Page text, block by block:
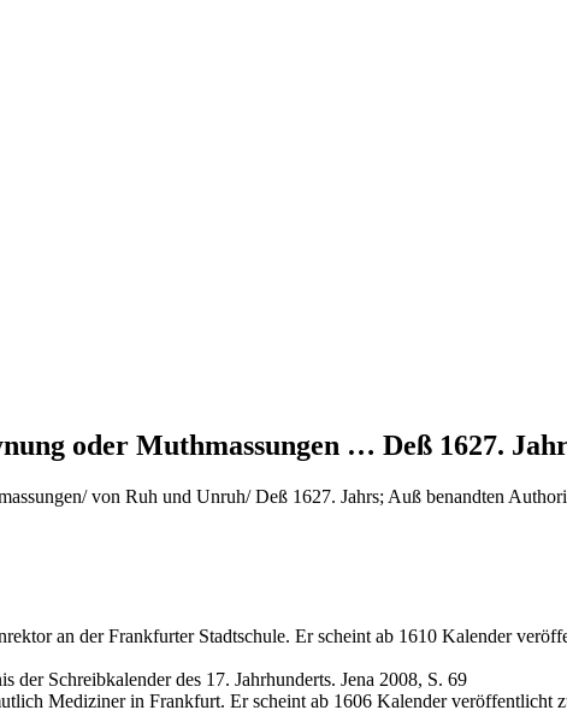
oder Muthmassungen … Deß 1627.
von Ruh und Unruh/ Deß 1627. Jahrs; Auß benandten
an der Frankfurter Stadtschule. Er scheint ab 1610 Kalender
der Schreibkalender des 17. Jahrhunderts. Jena 2008, S. 69
Mediziner in Frankfurt. Er scheint ab 1606 Kalender veröffentlicht